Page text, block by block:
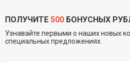
ПОЛУЧИТЕ 500 БОНУСНЫХ
Узнавайте первыми о наших новых
специальных предложениях.